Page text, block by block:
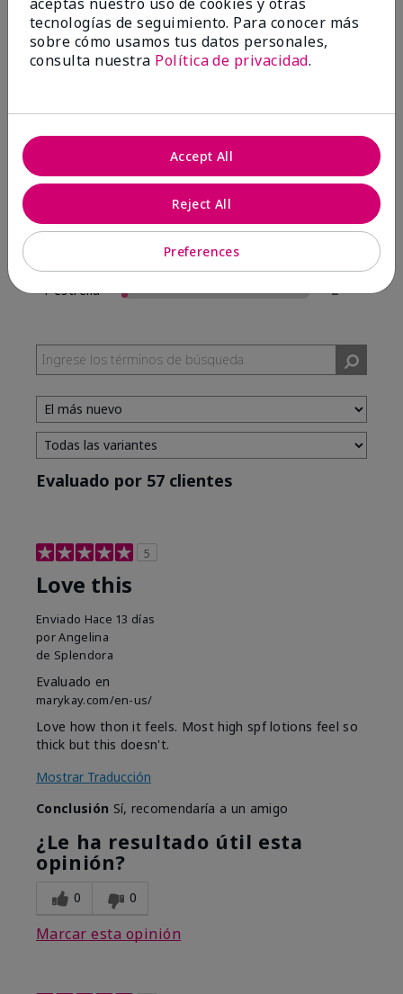
Escribir Una Opinión
3 estrellas
1
1 estrella
2
Evaluado por 57 clientes
5
Love this
Enviado Hace 13 días
porAngelina
de Splendora
Evaluado en
marykay.com/en-us/
Love how thon it feels. Most high spf lotions feel so
thick but this doesn't.
Mostrar Traducción
Conclusión Sí, recomendaría a un amigo
¿Le ha resultado útil esta
opinión?
0 0
Marcar esta opinión
tecnologías de seguimiento. Para conocer más
sobre cómo usamos tus datos personales,
consulta nuestra Política de privacidad.
Preferences
Reject All
Accept All